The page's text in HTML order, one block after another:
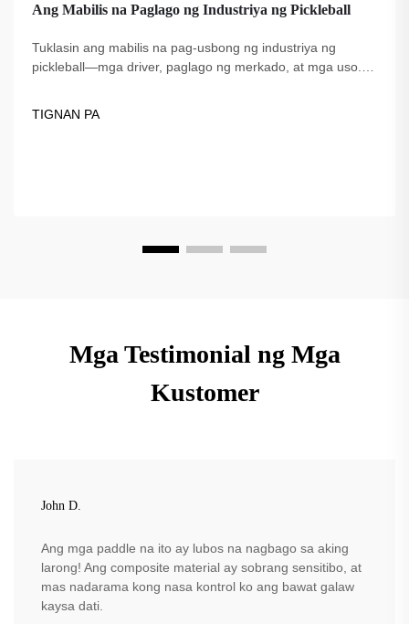
Ang Mabilis na Paglago ng Industriya ng Pickleball
Tuklasin ang mabilis na pag-usbong ng industriya ng
pickleball—mga driver, paglago ng merkado, at mga uso.
TIGNAN PA
Mga Testimonial ng Mga
Kustomer
John D.
Ang mga paddle na ito ay lubos na nagbago sa aking
larong! Ang composite material ay sobrang sensitibo, at
mas nadarama kong nasa kontrol ko ang bawat galaw
kaysa dati.